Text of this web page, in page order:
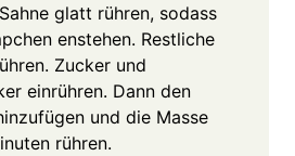
glatt rühren, sodass
enstehen. Restliche
Zucker und
einrühren. Dann den
und die Masse
rühren.